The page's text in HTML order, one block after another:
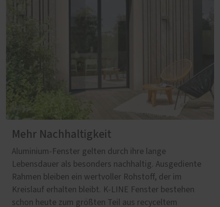
Mehr Nachhaltigkeit
Aluminium‑Fenster gelten durch ihre lange
Lebensdauer als besonders nachhaltig. Ausgediente
Rahmen bleiben ein wertvoller Rohstoff, der im
Kreislauf erhalten bleibt. K-LINE Fenster bestehen
schon heute zum größten Teil aus recyceltem